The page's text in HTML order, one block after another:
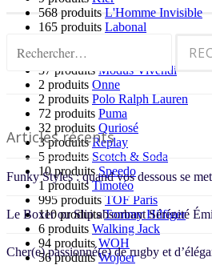
568 produits L'Homme Invisible
165 produits Labonal
7 produits
37 produits Modus Vivendi
2 produits Onne
2 produits Polo Ralph Lauren
72 produits Puma
32 produits Quriosé
3 produits Replay
5 produits Scotch & Soda
10 produits Speedo
1 produits Timotéo
995 produits TOF Paris
110 produits Tommy Hilfiger
6 produits Walking Jack
94 produits WOH
56 produits Wojoer
Rechercher :
Articles récents
Funky Styles : quand vos dessous se
Le Boxer ou Slip absorbant Sérénité
Cher(e) passionné(e) de rugby et